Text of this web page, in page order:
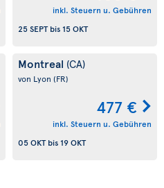
inkl. Steuern u. Gebühren
25 SEPTbis 15 OKT
Montreal (CA)
von Lyon (FR)
477 €
inkl. Steuern u. Gebühren
05 OKTbis 19 OKT